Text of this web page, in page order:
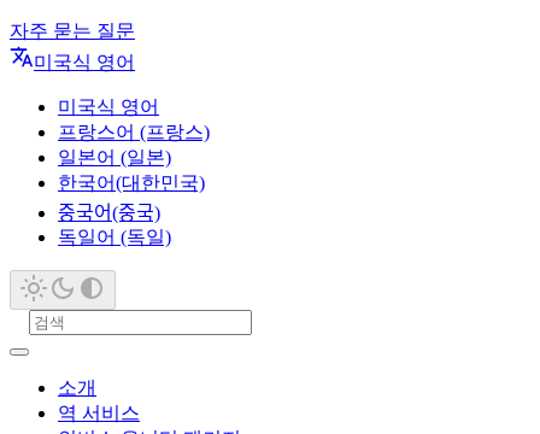
자주 묻는 질문
미국식 영어
미국식 영어
프랑스어 (프랑스)
일본어 (일본)
한국어(대한민국)
중국어(중국)
독일어 (독일)
소개
역 서비스